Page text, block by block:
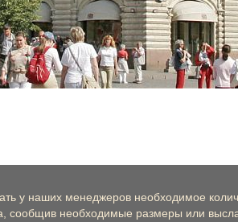
у наших менеджеров необходимое
необходимые размеры или